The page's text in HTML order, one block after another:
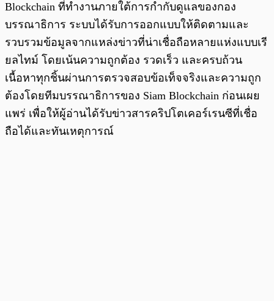
Blockchain ที่ทำงานภายใต้การกำกับดูแลของกอง
บรรณาธิการ ระบบได้รับการออกแบบให้ติดตามและ
รวบรวมข้อมูลจากแหล่งข่าวที่น่าเชื่อถือหลายแห่งแบบเรี
ยลไทม์ โดยเน้นความถูกต้อง รวดเร็ว และครบถ้วน
เนื้อหาทุกชิ้นผ่านการตรวจสอบข้อเท็จจริงและความถูก
ต้องโดยทีมบรรณาธิการของ Siam Blockchain ก่อนเผย
แพร่ เพื่อให้ผู้อ่านได้รับข่าวสารคริปโตเคอร์เรนซีที่เชื่อ
ถือได้และทันเหตุการณ์